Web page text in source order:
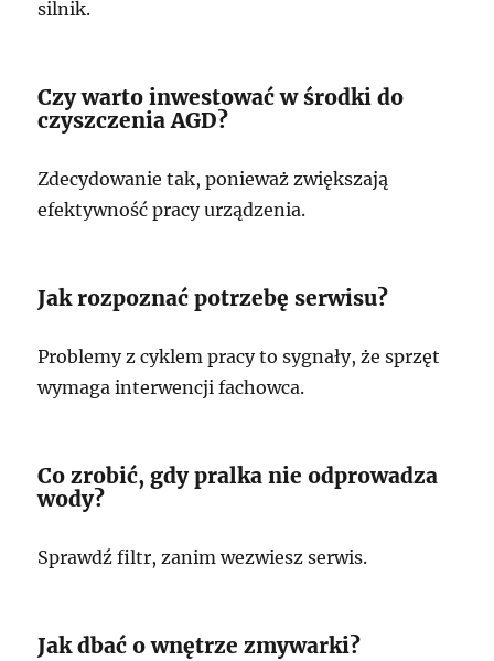
silnik.
Czy warto inwestować w środki do
czyszczenia AGD?
Zdecydowanie tak, ponieważ zwiększają
efektywność pracy urządzenia.
Jak rozpoznać potrzebę serwisu?
Problemy z cyklem pracy to sygnały, że sprzęt
wymaga interwencji fachowca.
Co zrobić, gdy pralka nie odprowadza
wody?
Sprawdź filtr, zanim wezwiesz serwis.
Jak dbać o wnętrze zmywarki?